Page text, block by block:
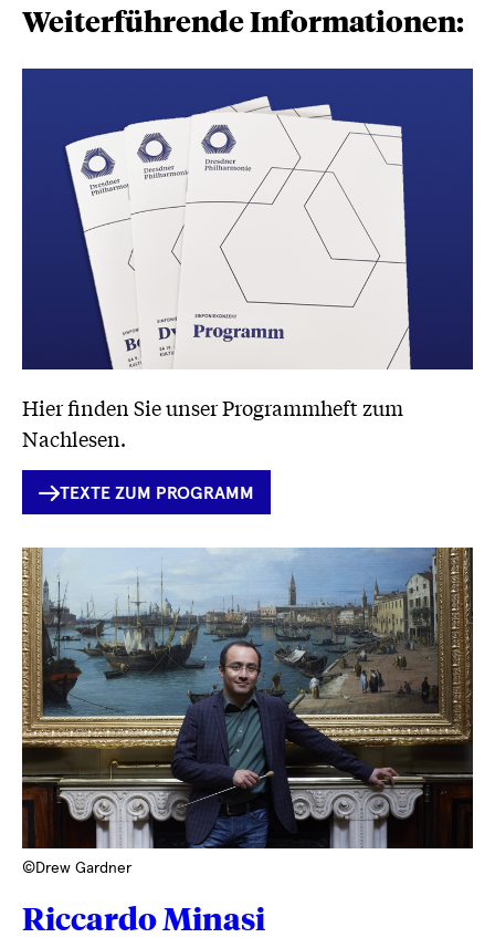
Weiterführende Informationen:
Hier finden Sie unser Programmheft zum
Nachlesen.
INTERNER
LINK
TEXTE ZUM PROGRAMM
©Drew Gardner
Riccardo Minasi